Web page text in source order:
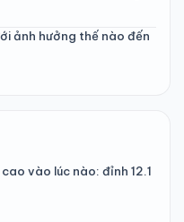
ảnh hưởng thế nào đến
vào lúc nào: đỉnh 12.1